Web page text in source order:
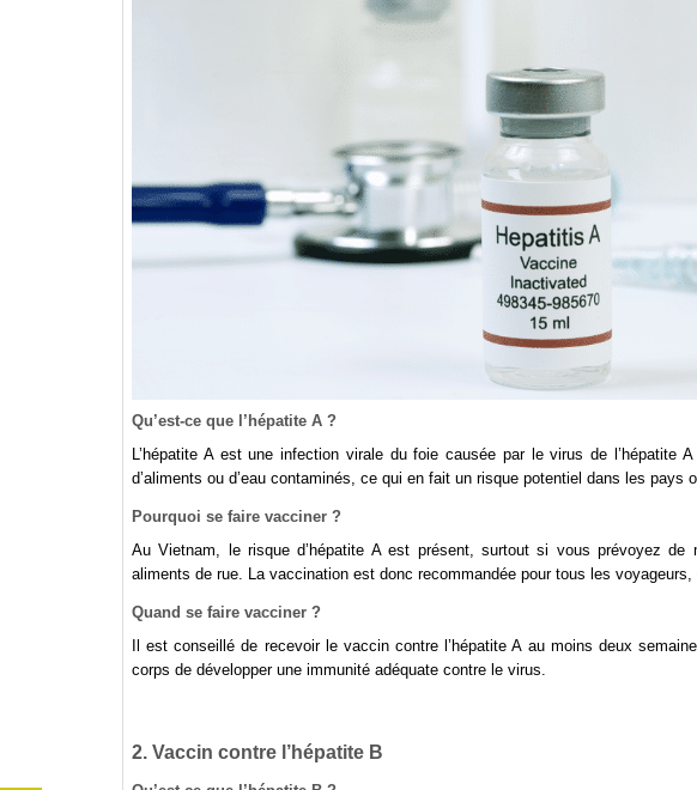
Qu’est-ce que l’hépatite A ?
L’hépatite A est une infection virale du foie causée par le virus de l’hépatite
d’aliments ou d’eau contaminés, ce qui en fait un risque potentiel dans les pays
Pourquoi se faire vacciner ?
Au Vietnam, le risque d’hépatite A est présent, surtout si vous prévoyez
aliments de rue. La vaccination est donc recommandée pour tous les
Quand se faire vacciner ?
Il est conseillé de recevoir le vaccin contre l’hépatite A au moins deux
corps de développer une immunité adéquate contre le virus.
2. Vaccin contre l’hépatite B